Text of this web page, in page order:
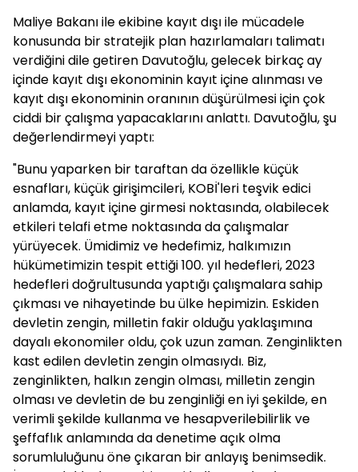
Maliye Bakanı ile ekibine kayıt dışı ile mücadele
konusunda bir stratejik plan hazırlamaları talimatı
verdiğini dile getiren Davutoğlu, gelecek birkaç ay
içinde kayıt dışı ekonominin kayıt içine alınması ve
kayıt dışı ekonominin oranının düşürülmesi için çok
ciddi bir çalışma yapacaklarını anlattı. Davutoğlu, şu
değerlendirmeyi yaptı:
"Bunu yaparken bir taraftan da özellikle küçük
esnafları, küçük girişimcileri, KOBİ'leri teşvik edici
anlamda, kayıt içine girmesi noktasında, olabilecek
etkileri telafi etme noktasında da çalışmalar
yürüyecek. Ümidimiz ve hedefimiz, halkımızın
hükümetimizin tespit ettiği 100. yıl hedefleri, 2023
hedefleri doğrultusunda yaptığı çalışmalara sahip
çıkması ve nihayetinde bu ülke hepimizin. Eskiden
devletin zengin, milletin fakir olduğu yaklaşımına
dayalı ekonomiler oldu, çok uzun zaman. Zenginlikten
kast edilen devletin zengin olmasıydı. Biz,
zenginlikten, halkın zengin olması, milletin zengin
olması ve devletin de bu zenginliği en iyi şekilde, en
verimli şekilde kullanma ve hesapverilebilirlik ve
şeffaflık anlamında da denetime açık olma
sorumluluğunu öne çıkaran bir anlayış benimsedik.